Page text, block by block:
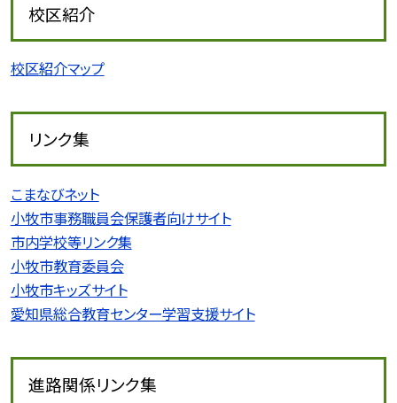
校区紹介
校区紹介マップ
リンク集
こまなびネット
小牧市事務職員会保護者向けサイト
市内学校等リンク集
小牧市教育委員会
小牧市キッズサイト
愛知県総合教育センター学習支援サイト
進路関係リンク集